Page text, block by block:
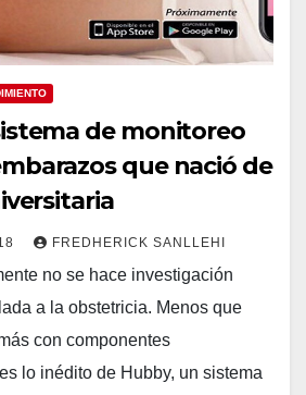
de monitoreo
que nació de
FREDHERICK SANLLEHI
no se hace investigación
a la obstetricia. Menos que
con componentes
lo inédito de Hubby, un sistema